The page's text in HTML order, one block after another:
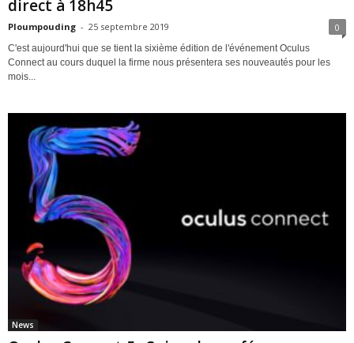
direct à 18h45
Ploumpouding - 25 septembre 2019 0
C'est aujourd'hui que se tient la sixième édition de l'événement Oculus
Connect au cours duquel la firme nous présentera ses nouveautés pour les
mois...
News